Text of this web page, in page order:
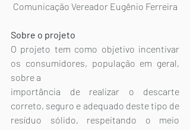
Comunicação Vereador Eugênio Ferreira
Sobre o projeto
O projeto tem como objetivo incentivar
os consumidores, população em geral,
sobre a
importância de realizar o descarte
correto, seguro e adequado deste tipo de
resíduo sólido, respeitando o meio